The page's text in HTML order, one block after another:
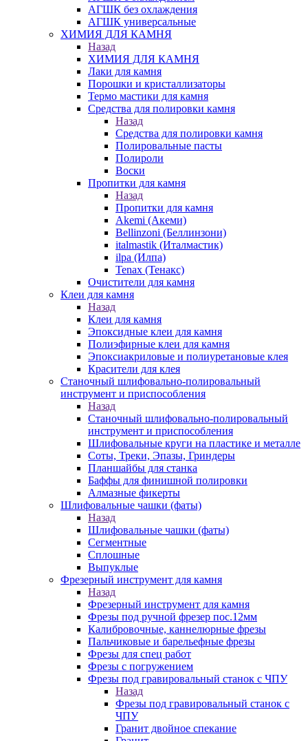
АГШК без охлаждения
АГШК универсальные
ХИМИЯ ДЛЯ КАМНЯ
Назад
ХИМИЯ ДЛЯ КАМНЯ
Лаки для камня
Порошки и кристаллизаторы
Термо мастики для камня
Средства для полировки камня
Назад
Средства для полировки камня
Полировальные пасты
Полироли
Воски
Пропитки для камня
Назад
Пропитки для камня
Akemi (Акеми)
Bellinzoni (Беллинзони)
italmastik (Италмастик)
ilpa (Илпа)
Tenax (Тенакс)
Очистители для камня
Клеи для камня
Назад
Клеи для камня
Эпоксидные клеи для камня
Полиэфирные клеи для камня
Эпоксиакриловые и полиуретановые клея
Красители для клея
Станочный шлифовально-полировальный
инструмент и приспособления
Назад
Станочный шлифовально-полировальный
инструмент и приспособления
Шлифовальные круги на пластике и металле
Соты, Треки, Эпазы, Гриндеры
Планшайбы для станка
Баффы для финишной полировки
Алмазные фикерты
Шлифовальные чашки (фаты)
Назад
Шлифовальные чашки (фаты)
Сегментные
Сплошные
Выпуклые
Фрезерный инструмент для камня
Назад
Фрезерный инструмент для камня
Фрезы под ручной фрезер пос.12мм
Калибровочные, каннелюрные фрезы
Пальчиковые и барельефные фрезы
Фрезы для спец работ
Фрезы с погружением
Фрезы под гравировальный станок с ЧПУ
Назад
Фрезы под гравировальный станок с
ЧПУ
Гранит двойное спекание